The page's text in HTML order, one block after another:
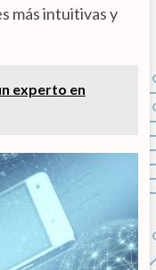
más intuitivas y
experto en